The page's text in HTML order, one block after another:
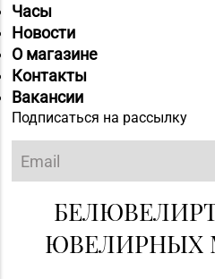
Часы
Новости
О магазине
Контакты
Вакансии
Подписаться на рассылку
ЮВЕЛИРНЫХ